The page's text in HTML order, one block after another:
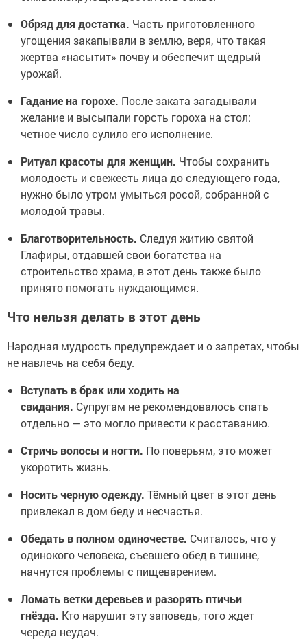
Обряд для достатка. Часть приготовленного
угощения закапывали в землю, веря, что такая
жертва «насытит» почву и обеспечит щедрый
урожай.
Гадание на горохе. После заката загадывали
желание и высыпали горсть гороха на стол:
четное число сулило его исполнение.
Ритуал красоты для женщин. Чтобы сохранить
молодость и свежесть лица до следующего года,
нужно было утром умыться росой, собранной с
молодой травы.
Благотворительность. Следуя житию святой
Глафиры, отдавшей свои богатства на
строительство храма, в этот день также было
принято помогать нуждающимся.
Что нельзя делать в этот день
Народная мудрость предупреждает и о запретах, чтобы
не навлечь на себя беду.
Вступать в брак или ходить на
свидания. Супругам не рекомендовалось спать
отдельно — это могло привести к расставанию.
Стричь волосы и ногти. По поверьям, это может
укоротить жизнь.
Носить черную одежду. Тёмный цвет в этот день
привлекал в дом беду и несчастья.
Обедать в полном одиночестве. Считалось, что у
одинокого человека, съевшего обед в тишине,
начнутся проблемы с пищеварением.
Ломать ветки деревьев и разорять птичьи
гнёзда. Кто нарушит эту заповедь, того ждет
череда неудач.